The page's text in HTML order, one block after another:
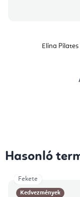
Elina
Hasonló
Kedvezmények
Fekete